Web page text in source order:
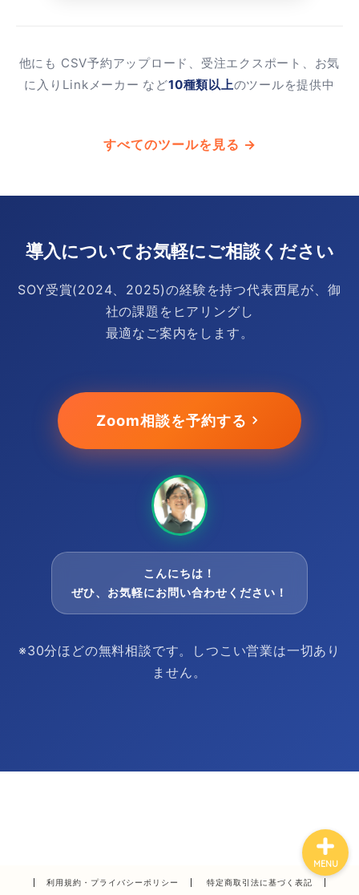
他にも CSV予約アップロード、受注エクスポート、お気
に入りLinkメーカー など10種類以上のツールを提供中
すべてのツールを見る →
導入についてお気軽にご相談ください
SOY受賞(2024、2025)の経験を持つ代表西尾が、御
社の課題をヒアリングし
最適なご案内をします。
Zoom相談を予約する
こんにちは！
ぜひ、お気軽にお問い合わせください！
※30分ほどの無料相談です。しつこい営業は一切あり
ません。
利用規約・プライバシーポリシー 特定商取引法に基づく表記
MENU